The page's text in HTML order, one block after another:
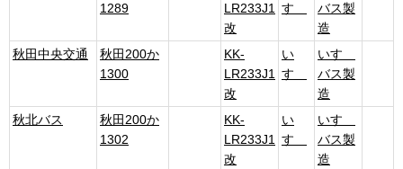
1289
LR233J1
改
すゞ
バス製
造
秋田中央交通
秋田200か
1300
KK-
LR233J1
改
い
すゞ
いすゞ
バス製
造
秋北バス
秋田200か
1302
KK-
LR233J1
改
い
すゞ
いすゞ
バス製
造